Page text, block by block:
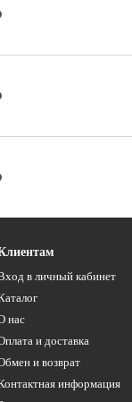
в личный кабинет
нас
и доставка
и возврат
информация